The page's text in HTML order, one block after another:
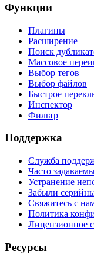
Функции
Плагины
Расширение
Поиск
Массовое
Выбор тегов
Выбор файлов
Быстрое
Инспектор
Фильтр
Поддержка
Служба
Часто
Устранение
Забыли
Свяжитесь с
Политика
Лицензионное
Ресурсы